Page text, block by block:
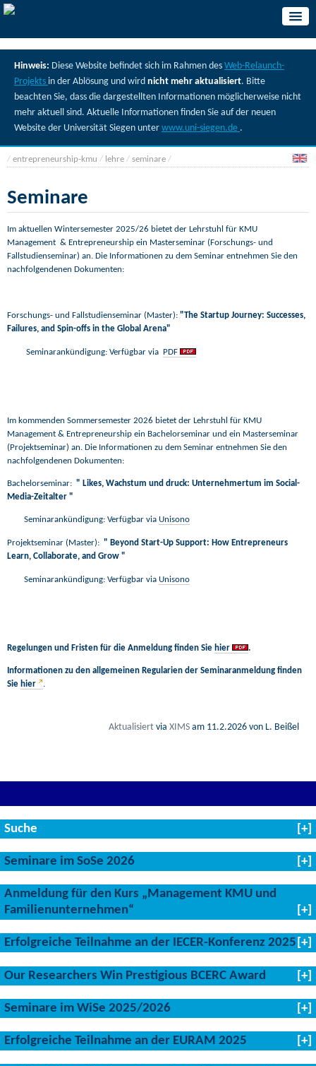
Hinweis: Diese Website befindet sich im Rahmen des Web-Relaunch-
Projekts in der Ablösung und wird nicht mehr aktualisiert. Bitte
beachten Sie, dass die dargestellten Informationen möglicherweise nicht
mehr aktuell sind. Aktuelle Informationen finden Sie auf der neuen
Website der Universität Siegen unter www.uni-siegen.de .
/ entrepreneurship-kmu / lehre / seminare /
Seminare
Im aktuellen Wintersemester 2025/26 bietet der Lehrstuhl für KMU
Management & Entrepreneurship ein Masterseminar (Forschungs- und
Fallstudienseminar) an. Die Informationen zu dem Seminar entnehmen Sie den
nachfolgendenen Dokumenten:
Forschungs- und Fallstudienseminar (Master): "The Startup Journey: Successes,
Failures, and Spin-offs in the Global Arena"
Seminarankündigung: Verfügbar via PDF
Im kommenden Sommersemester 2026 bietet der Lehrstuhl für KMU
Management & Entrepreneurship ein Bachelorseminar und ein Masterseminar
(Projektseminar) an. Die Informationen zu dem Seminar entnehmen Sie den
nachfolgendenen Dokumenten:
Bachelorseminar: " Likes, Wachstum und druck: Unternehmertum im Social-
Media-Zeitalter "
Seminarankündigung: Verfügbar via Unisono
Projektseminar (Master): " Beyond Start-Up Support: How Entrepreneurs
Learn, Collaborate, and Grow "
Seminarankündigung: Verfügbar via Unisono
Regelungen und Fristen für die Anmeldung finden Sie hier .
Informationen zu den allgemeinen Regularien der Seminaranmeldung finden
Sie hier .
Aktualisiertvia XIMSam 11.2.2026von L. Beißel
Suche
Seminare im SoSe 2026
Anmeldung für den Kurs „Management KMU und
Familienunternehmen“
Erfolgreiche Teilnahme an der IECER-Konferenz 2025
Our Researchers Win Prestigious BCERC Award
Seminare im WiSe 2025/2026
Erfolgreiche Teilnahme an der EURAM 2025